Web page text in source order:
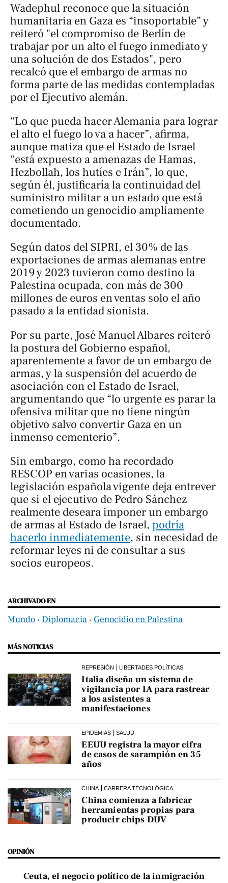
Wadephul reconoce que la situación
humanitaria en Gaza es “insoportable” y
reiteró "el compromiso de Berlín de
trabajar por un alto el fuego inmediato y
una solución de dos Estados", pero
recalcó que el embargo de armas no
forma parte de las medidas contempladas
por el Ejecutivo alemán.
“Lo que pueda hacer Alemania para lograr
el alto el fuego lo va a hacer”, afirma,
aunque matiza que el Estado de Israel
“está expuesto a amenazas de Hamas,
Hezbollah, los hutíes e Irán”, lo que,
según él, justificaría la continuidad del
suministro militar a un estado que está
cometiendo un genocidio ampliamente
documentado.
Según datos del SIPRI, el 30% de las
exportaciones de armas alemanas entre
2019 y 2023 tuvieron como destino la
Palestina ocupada, con más de 300
millones de euros en ventas solo el año
pasado a la entidad sionista.
Por su parte, José Manuel Albares reiteró
la postura del Gobierno español,
aparentemente a favor de un embargo de
armas, y la suspensión del acuerdo de
asociación con el Estado de Israel,
argumentando que “lo urgente es parar la
ofensiva militar que no tiene ningún
objetivo salvo convertir Gaza en un
inmenso cementerio”.
Sin embargo, como ha recordado
RESCOP en varias ocasiones, la
legislación española vigente deja entrever
que si el ejecutivo de Pedro Sánchez
realmente deseara imponer un embargo
de armas al Estado de Israel, podría
hacerlo inmediatemente, sin necesidad de
reformar leyes ni de consultar a sus
socios europeos.
ARCHIVADO EN
Mundo ‧ Diplomacia ‧ Genocidio en Palestina
MÁS NOTICIAS
REPRESIÓN LIBERTADES POLÍTICAS
Italia diseña un sistema de
vigilancia por IA para rastrear
a los asistentes a
manifestaciones
EPIDEMIAS SALUD
EEUU registra la mayor cifra
de casos de sarampión en 35
años
CHINA CARRERA TECNOLÓGICA
China comienza a fabricar
herramientas propias para
producir chips DUV
OPINIÓN
Ceuta, el negocio político de la inmigración